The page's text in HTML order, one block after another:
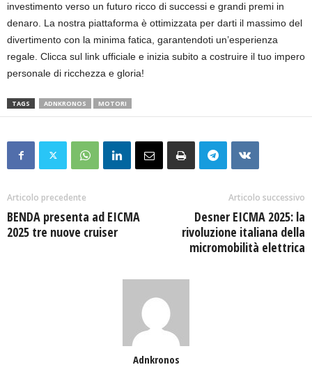
investimento verso un futuro ricco di successi e grandi premi in
denaro. La nostra piattaforma è ottimizzata per darti il massimo del
divertimento con la minima fatica, garantendoti un’esperienza
regale. Clicca sul link ufficiale e inizia subito a costruire il tuo impero
personale di ricchezza e gloria!
TAGS ADNKRONOS MOTORI
Articolo precedente
BENDA presenta ad EICMA
2025 tre nuove cruiser
Articolo successivo
Desner EICMA 2025: la
rivoluzione italiana della
micromobilità elettrica
Adnkronos